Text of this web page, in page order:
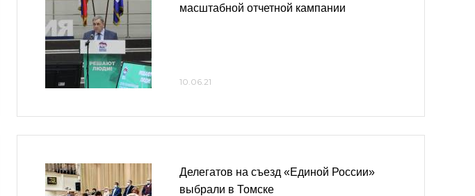
масштабной отчетной кампании
10.06.21
Делегатов на съезд «Единой России»
выбрали в Томске